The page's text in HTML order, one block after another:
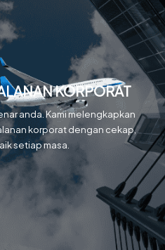
KORPORAT
anda. Kami melengkapkan
korporat dengan cekap,
setiap masa.